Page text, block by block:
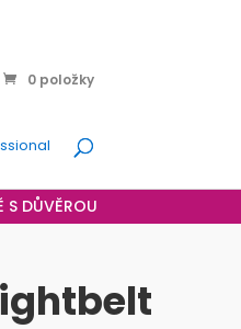
0 položky
S DŮVĚROU